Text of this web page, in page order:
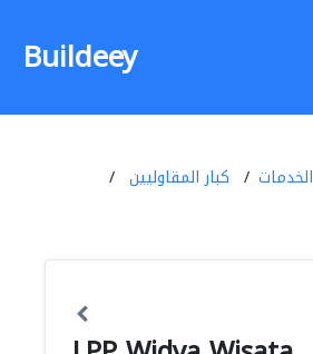
Buildeey
الخدمات
كبار المقاوليين